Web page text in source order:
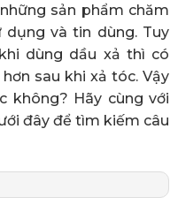
sản phẩm chăm
và tin dùng. Tuy
dùng dầu xả thì có
sau khi xả tóc. Vậy
không? Hãy cùng với
đây để tìm kiếm câu